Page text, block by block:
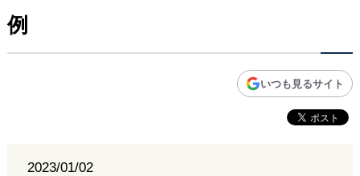
例
いつも見るサイト
2023/01/02